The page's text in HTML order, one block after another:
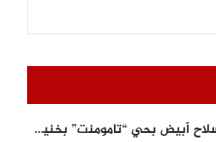
ابن ينهي حياة والده بسلاح أبيض بحي “تامومنت” بخنيفرة